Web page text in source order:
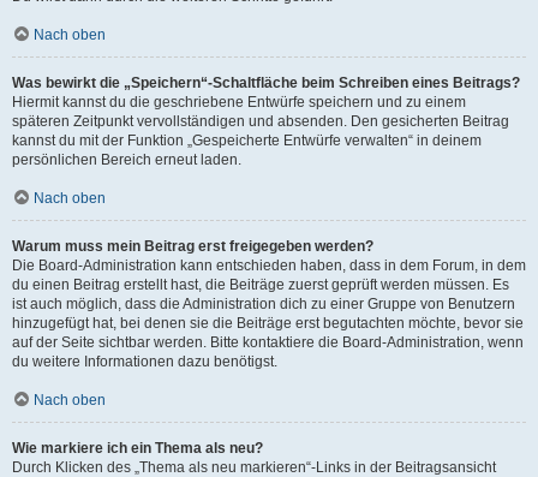
Nach oben
Was bewirkt die „Speichern“-Schaltfläche beim Schreiben eines Beitrags?
Hiermit kannst du die geschriebene Entwürfe speichern und zu einem
späteren Zeitpunkt vervollständigen und absenden. Den gesicherten Beitrag
kannst du mit der Funktion „Gespeicherte Entwürfe verwalten“ in deinem
persönlichen Bereich erneut laden.
Nach oben
Warum muss mein Beitrag erst freigegeben werden?
Die Board-Administration kann entschieden haben, dass in dem Forum, in dem
du einen Beitrag erstellt hast, die Beiträge zuerst geprüft werden müssen. Es
ist auch möglich, dass die Administration dich zu einer Gruppe von Benutzern
hinzugefügt hat, bei denen sie die Beiträge erst begutachten möchte, bevor sie
auf der Seite sichtbar werden. Bitte kontaktiere die Board-Administration, wenn
du weitere Informationen dazu benötigst.
Nach oben
Wie markiere ich ein Thema als neu?
Durch Klicken des „Thema als neu markieren“-Links in der Beitragsansicht